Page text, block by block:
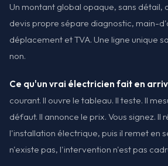
Un montant global opaque, sans détail,
devis propre sépare diagnostic, main-
déplacement et TVA. Une ligne unique
non.
Ce qu'un vrai électricien fait en
courant. Il ouvre le tableau. Il teste. Il
défaut. Il annonce le prix. Vous signez. Il
l'installation électrique, puis il remet en
n'existe pas, l'intervention n'est pas